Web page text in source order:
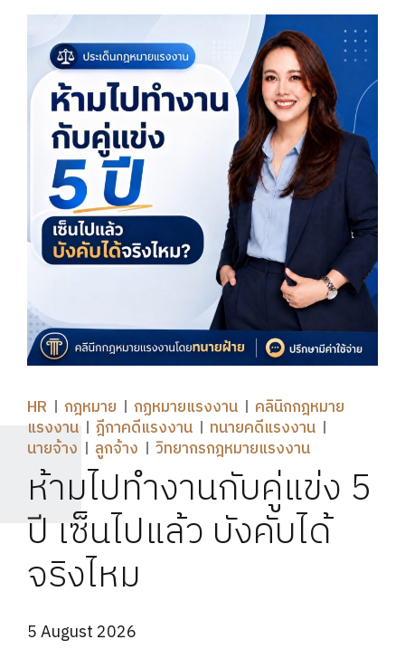
HR กฎหมาย กฏหมายแรงงาน
คลินิกกฎหมาย
แรงงาน
ฎีกาคดีแรงงาน
ทนายคดีแรงงาน
นายจ้าง
ลูกจ้าง วิทยากรกฎหมายแรงงาน
ห้ามไปทำงานกับคู่แข่ง 5
ปี เซ็นไปแล้ว บังคับได้
จริงไหม
5 August 2026